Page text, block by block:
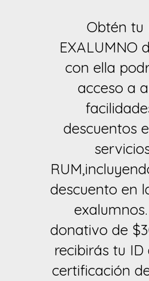
Obtén tu
EXALUMNO
con ella
acceso a
descuentos
descuento en
donativo de
recibirás tu
certificación